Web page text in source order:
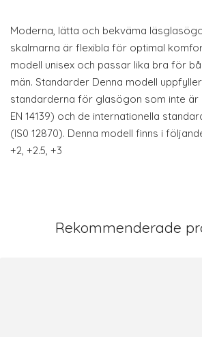
Moderna, lätta och bekväma
skalmarna är flexibla för optimal
modell unisex och passar lika bra för
män. Standarder Denna modell
standarderna för glasögon som inte är
EN 14139) och de internationella
(IS0 12870). Denna modell finns i
+2, +2.5, +3
Rekommenderade